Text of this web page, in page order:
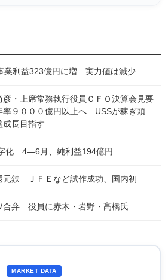
利益323億円に増 実力値は減少
彦・上席常務執行役員ＣＦＯ決算会見要
９０００億円以上へ USSが稼ぎ頭
成長目指す
化 4―6月、純利益194億円
元鉄 ＪＦＥなど試作成功、国内初
合弁 役員に赤木・岩野・髙橋氏
MARKET DATA